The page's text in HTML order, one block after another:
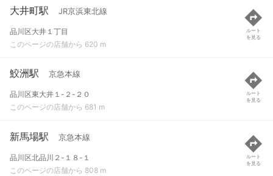
大井町駅 JR京浜東北線
品川区大井１丁目
このページの店舗から 620 m
ルート
を見る
鮫洲駅 京急本線
品川区東大井１-２-２０
このページの店舗から 681 m
ルート
を見る
新馬場駅 京急本線
品川区北品川２-１８-１
このページの店舗から 808 m
ルート
を見る